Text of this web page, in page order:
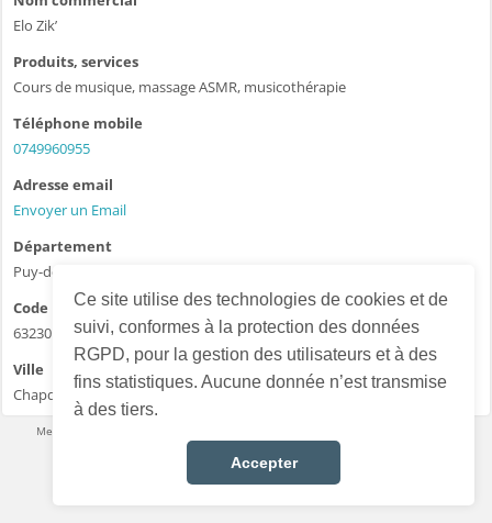
Ce site utilise des technologies de cookies et de
suivi, conformes à la protection des données
RGPD, pour la gestion des utilisateurs et à des
fins statistiques. Aucune donnée n’est transmise
à des tiers.
Accepter
Elo Zik’
Produits, services
Cours de musique, massage ASMR, musicothérapie
Téléphone mobile
0749960955
Adresse email
Envoyer un Email
Département
Puy-de-Dôme - 63
Code postal
63230
Ville
Chapdes beaufort
Mentions légales
Choisir la langue : Français